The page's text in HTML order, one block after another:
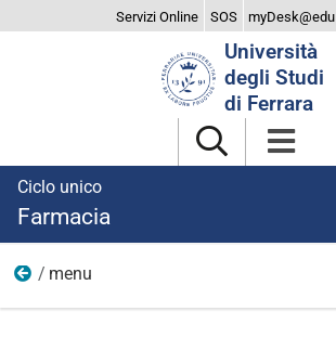
Servizi Online SOS myDesk@edu
Università
degli Studi
di Ferrara
Ciclo unico
Farmacia
Home
menu